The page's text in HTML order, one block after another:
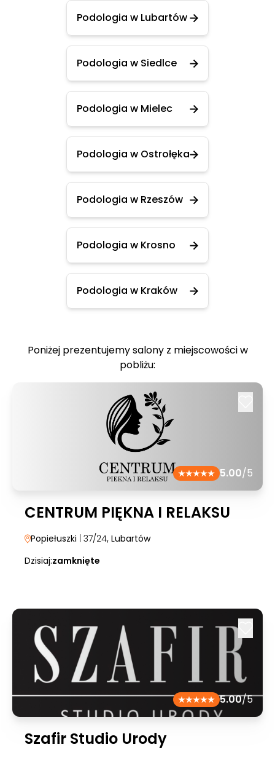
Podologia w Lubartów
Podologia w Siedlce
Podologia w Mielec
Podologia w Ostrołęka
Podologia w Rzeszów
Podologia w Krosno
Podologia w Kraków
Poniżej prezentujemy salony z miejscowości w
pobliżu:
5.00/5
CENTRUM PIĘKNA I RELAKSU
Popiełuszki | 37/24, Lubartów
Dzisiaj:zamknięte
5.00/5
Szafir Studio Urody